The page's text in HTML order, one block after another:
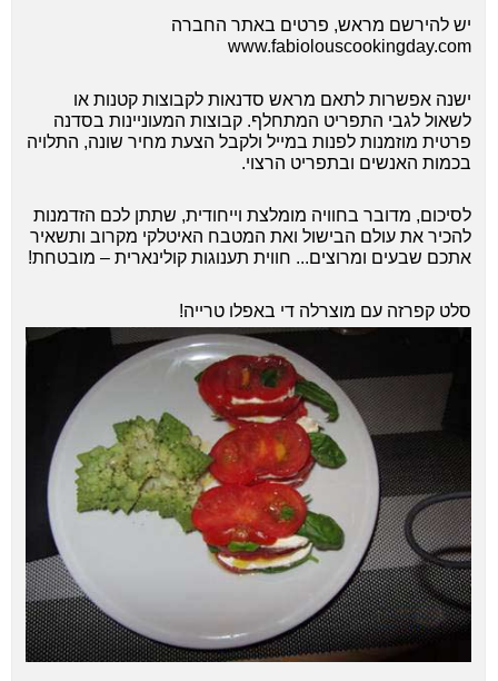
יש להירשם מראש, פרטים באתר החברה
www.fabiolouscookingday.com
ישנה אפשרות לתאם מראש סדנאות לקבוצות קטנות או
לשאול לגבי התפריט המתחלף. קבוצות המעוניינות בסדנה
פרטית מוזמנות לפנות במייל ולקבל הצעת מחיר שונה, התלויה
בכמות האנשים ובתפריט הרצוי.
לסיכום, מדובר בחוויה מומלצת וייחודית, שתתן לכם הזדמנות
להכיר את עולם הבישול ואת המטבח האיטלקי מקרוב ותשאיר
אתכם שבעים ומרוצים... חווית תענוגות קולינארית – מובטחת!
סלט קפרזה עם מוצרלה די באפלו טרייה!